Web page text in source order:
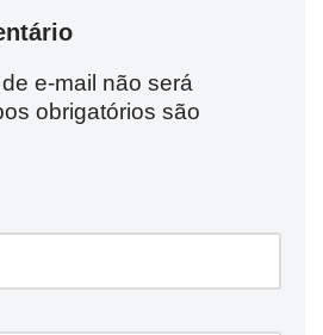
e-mail não será
obrigatórios são